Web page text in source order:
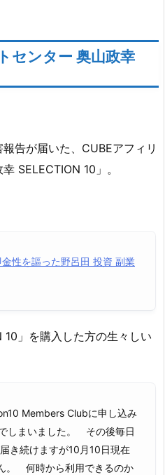
センター 奥山政幸
告が届いた、CUBEアフィリ
SELECTION 10」。
性を謳った野呂田 投資 副業
10」を購入した方の生々しい
Members Clubに申し込み
しまいました。 その後毎日
き続けますが10月10日現在
。 何時から利用できるのか